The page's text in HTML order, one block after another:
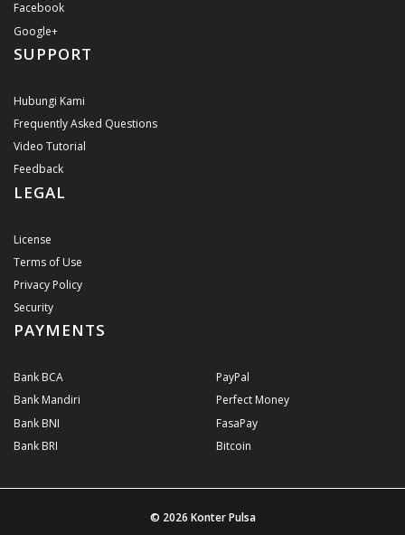
Facebook
Google+
SUPPORT
Hubungi Kami
Frequently Asked Questions
Video Tutorial
Feedback
LEGAL
License
Terms of Use
Privacy Policy
Security
PAYMENTS
Bank BCA
Bank Mandiri
Bank BNI
Bank BRI
PayPal
Perfect Money
FasaPay
Bitcoin
© 2026 Konter Pulsa